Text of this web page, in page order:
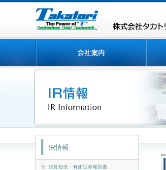
IR情報
決算短信・有価証券報告書